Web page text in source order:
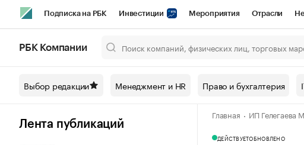
Подписка на РБК Инвестиции Мероприятия Отрасли
Спецпроекты СПб Конференции СПб Спецпроекты
Технологии и медиа Рынок наличной валюты
РБК Компании
Выбор редакции Менеджмент и HR Право и бухгалтерия
Лента публикаций
Главная ИП Гелегаева
ДЕЙСТВУЕТОБНОВЛЕНО